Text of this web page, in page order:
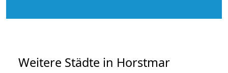
Weitere Städte in Horstmar